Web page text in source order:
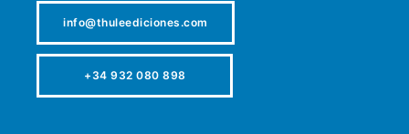
info@thuleediciones.com
+34 932 080 898